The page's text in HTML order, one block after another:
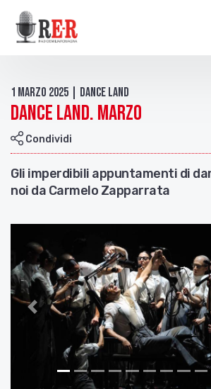
Salta al contenuto principale
1 Marzo 2025 | Dance Land
Dance Land. Marzo
Condividi
Gli imperdibili appuntamenti di
noi da Carmelo Zapparrata
Indietro